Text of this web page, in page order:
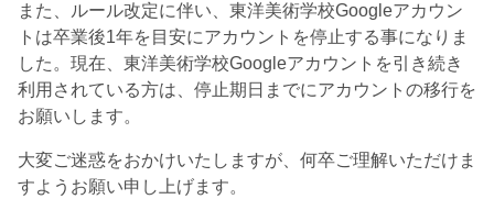
また、ルール改定に伴い、東洋美術学校Googleアカウン
トは卒業後1年を目安にアカウントを停止する事になりま
した。現在、東洋美術学校Googleアカウントを引き続き
利用されている方は、停止期日までにアカウントの移行を
お願いします。
大変ご迷惑をおかけいたしますが、何卒ご理解いただけま
すようお願い申し上げます。